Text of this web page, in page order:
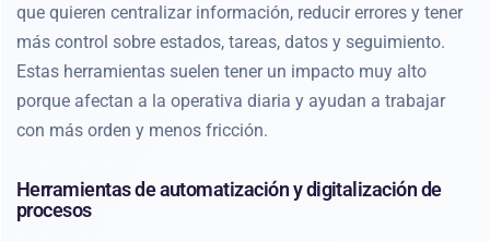
que quieren centralizar información, reducir errores y tener
más control sobre estados, tareas, datos y seguimiento.
Estas herramientas suelen tener un impacto muy alto
porque afectan a la operativa diaria y ayudan a trabajar
con más orden y menos fricción.
Herramientas de automatización y digitalización de
procesos